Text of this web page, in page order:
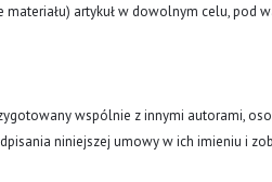
artykuł w dowolnym celu, pod
wspólnie z innymi autorami,
niniejszej umowy w ich imieniu i